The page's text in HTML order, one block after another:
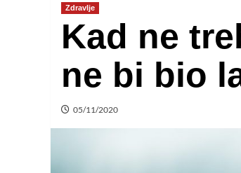
Zdravlje
Kad ne
ne bi bio
05/11/2020